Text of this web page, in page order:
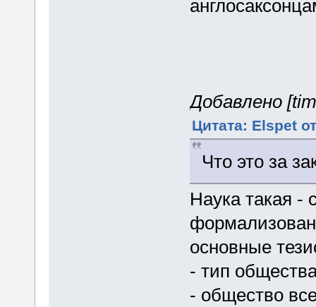
Добавлено
Цитата: Elspet
Что это за
Наука такая -
основные
- тип
- общество